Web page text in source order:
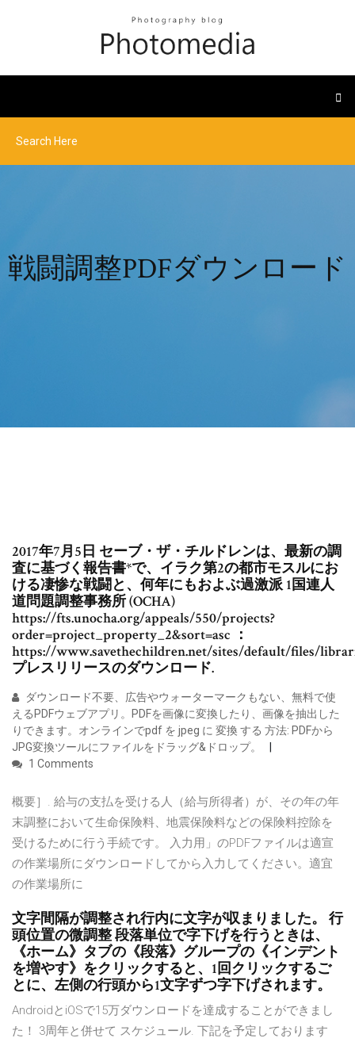
戦闘調整PDFダウンロード
2017年7月5日 セーブ・ザ・チルドレンは、最新の調
査に基づく報告書*で、イラク第2の都市モスルにお
ける凄惨な戦闘と、何年にもおよぶ過激派 1国連人
道問題調整事務所 (OCHA)
https://fts.unocha.org/appeals/550/projects?
order=project_property_2&sort=asc ：
https://www.savethechildren.net/sites/default/files/
プレスリリースのダウンロード.
ダウンロード不要、広告やウォーターマークもない、無料で使
えるPDFウェブアプリ。PDFを画像に変換したり、画像を抽出した
りできます。オンラインでpdf を jpeg に 変換 する 方法: PDFから
JPG変換ツールにファイルをドラッグ&ドロップ。
1 Comments
概要］. 給与の支払を受ける人（給与所得者）が、その年の年
末調整において生命保険料、地震保険料などの保険料控除を
受けるために行う手続です。 入力用」のPDFファイルは適宣
の作業場所にダウンロードしてから入力してください。適宜
の作業場所に
文字間隔が調整され行内に文字が収まりました。 行
頭位置の微調整 段落単位で字下げを行うときは、
《ホーム》タブの《段落》グループの《インデント
を増やす》をクリックすると、1回クリックするご
とに、左側の行頭から1文字ずつ字下げされます。
AndroidとiOSで15万ダウンロードを達成することができまし
た！ 3周年と併せて スケジュール. 下記を予定しております